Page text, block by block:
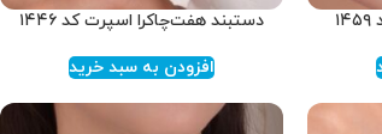
دستبند هفت‌چاکرا اسپرت کد ۱۴۴۶
افزودن به سبد خرید